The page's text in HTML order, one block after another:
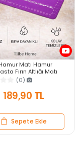
Matı Hamur
Fırın Altlığı Matı
Yoğurma Mor
65X45
(0)
189,90 TL
Sepete Ekle